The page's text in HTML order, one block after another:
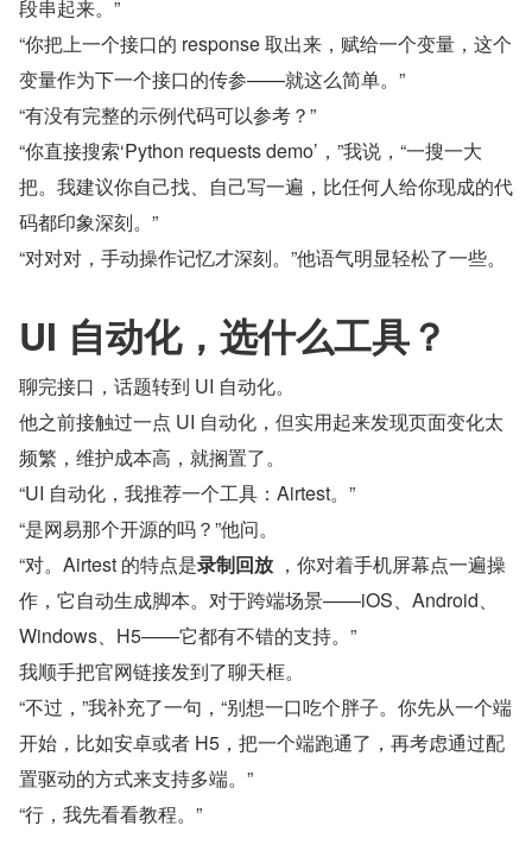
段串起来。”
“你把上一个接口的 response 取出来，赋给一个变量，这个
变量作为下一个接口的传参——就这么简单。”
“有没有完整的示例代码可以参考？”
“你直接搜索‘Python requests demo’，”我说，“一搜一大
把。我建议你自己找、自己写一遍，比任何人给你现成的代
码都印象深刻。”
“对对对，手动操作记忆才深刻。”他语气明显轻松了一些。
UI 自动化，选什么工具？
聊完接口，话题转到 UI 自动化。
他之前接触过一点 UI 自动化，但实用起来发现页面变化太
频繁，维护成本高，就搁置了。
“UI 自动化，我推荐一个工具：Airtest。”
“是网易那个开源的吗？”他问。
“对。Airtest 的特点是录制回放 ，你对着手机屏幕点一遍操
作，它自动生成脚本。对于跨端场景——iOS、Android、
Windows、H5——它都有不错的支持。”
我顺手把官网链接发到了聊天框。
“不过，”我补充了一句，“别想一口吃个胖子。你先从一个端
开始，比如安卓或者 H5，把一个端跑通了，再考虑通过配
置驱动的方式来支持多端。”
“行，我先看看教程。”